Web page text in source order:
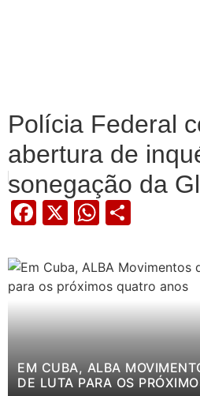
Polícia Federal
abertura de
sonegação da
Facebook
X
EM CUBA, ALBA
DE LUTA PARA OS